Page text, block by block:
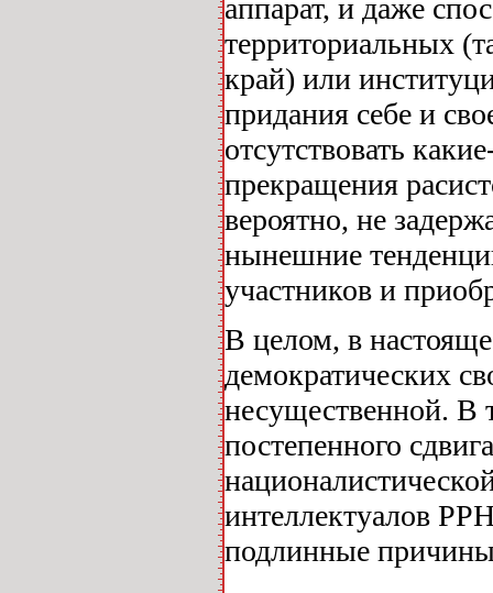
аппарат, и даже
территориальных
край) или
придания себе и
отсутствовать
прекращения
вероятно, не
нынешние
участников и
В целом, в
демократических
несущественной. В
постепенного
интеллектуалов
подлинные причины